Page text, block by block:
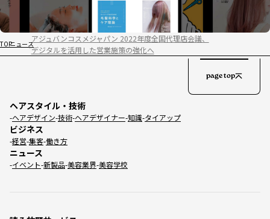
TOPニュース
アジュバンコスメジャパン 2022年度全国代理店会議、
デジタルを活用した営業施策の強化へ
ヘアスタイル・技術
ヘアデザイン 技術 ヘアデザイナー 知識 タイアップ
ビジネス
経営 集客 働き方
ニュース
イベント 新製品 美容業界 美容学校
page top